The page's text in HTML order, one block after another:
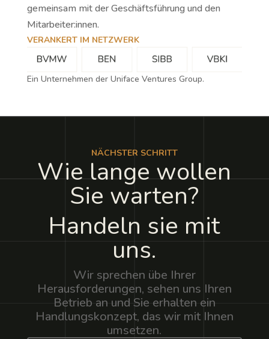
gemeinsam mit der Geschäftsführung und den
Mitarbeiter:innen.
VERANKERT IM NETZWERK
Ein Unternehmen der Uniface Ventures Group.
NÄCHSTER SCHRITT
Wie lange wollen
Sie warten?
Handeln sie mit
uns.
Wir sprechen übe Ihrer
Herausforderungen, sehen uns Ihren
Betrieb an und Sie erhalten ein
Handlungskonzept, das wir mit Ihnen
umsetzen.